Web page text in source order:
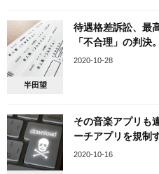
半田望
待遇格差訴訟、最
「不合理」の判決
2020-10-28
その音楽アプリも
ーチアプリを規制
行。リンクの投稿
2020-10-16